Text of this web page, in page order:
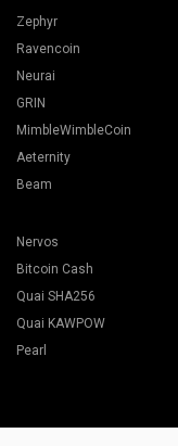
Zephyr
Ravencoin
Neurai
GRIN
MimbleWimbleCoin
Aeternity
Beam
Nervos
Bitcoin Cash
Quai SHA256
Quai KAWPOW
Pearl